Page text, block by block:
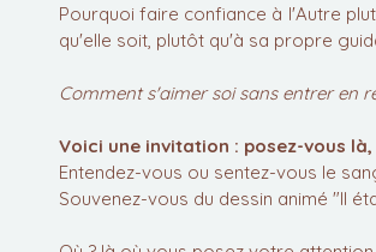
Pourquoi faire confiance à l'Autre
qu'elle soit, plutôt qu'à sa propre
Comment s'aimer soi sans entrer en
Voici une invitation : posez-vous
Entendez-vous ou sentez-vous le
Souvenez-vous du dessin animé "Il